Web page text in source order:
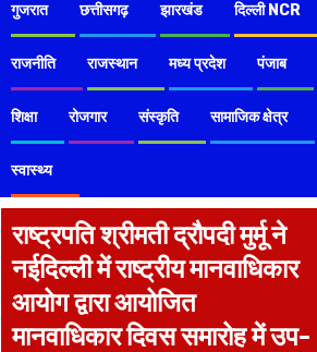
गुजरात छत्तीसगढ़ झारखंड दिल्ली NCR
राजनीति राजस्थान मध्य प्रदेश पंजाब
शिक्षा रोजगार संस्कृति सामाजिक क्षेत्र
स्वास्थ्य
राष्ट्रपति श्रीमती द्रौपदी मुर्मू ने
नईदिल्ली में राष्ट्रीय मानवाधिकार
आयोग द्वारा आयोजित
मानवाधिकार दिवस समारोह में उप-